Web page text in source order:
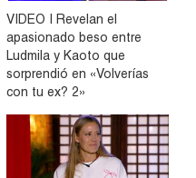
VIDEO | Revelan el
apasionado beso entre
Ludmila y Kaoto que
sorprendió en «Volverías
con tu ex? 2»